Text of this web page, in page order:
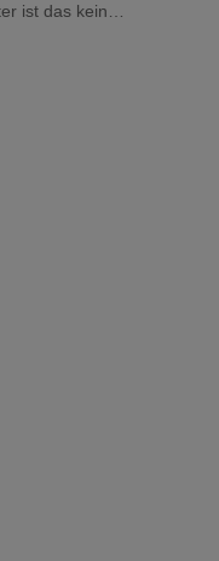
ist das kein
mehreren